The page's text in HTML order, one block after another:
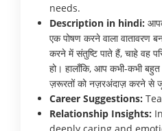
needs.
Description in hindi:
एक पोषण करने वाला वातावरण
करने में संतुष्टि पाते हैं, चाहे वह
हो। हालाँकि, आप कभी-कभी बहुत
ज़रूरतों को नज़रअंदाज़ करने से
Career Suggestions:
Relationship Insights: